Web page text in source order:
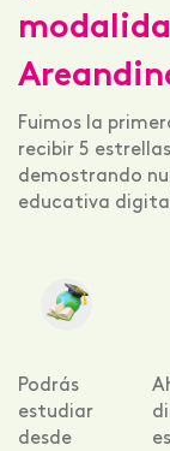
Fuimos la
recibir 5
demostrando
educativa
Podrás
estudiar
desde